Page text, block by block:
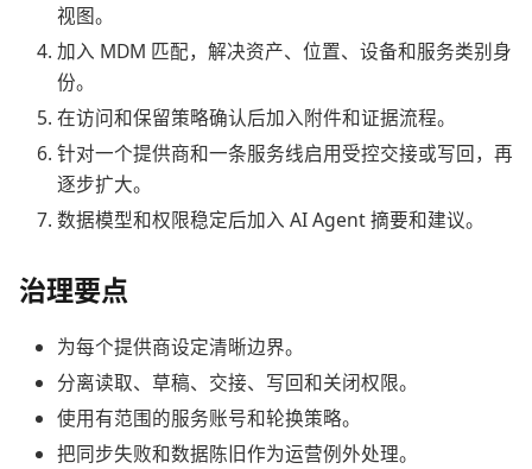
视图。
加入 MDM 匹配，解决资产、位置、设备和服务类别身
份。
在访问和保留策略确认后加入附件和证据流程。
针对一个提供商和一条服务线启用受控交接或写回，再
逐步扩大。
数据模型和权限稳定后加入 AI Agent 摘要和建议。
治理要点
为每个提供商设定清晰边界。
分离读取、草稿、交接、写回和关闭权限。
使用有范围的服务账号和轮换策略。
把同步失败和数据陈旧作为运营例外处理。